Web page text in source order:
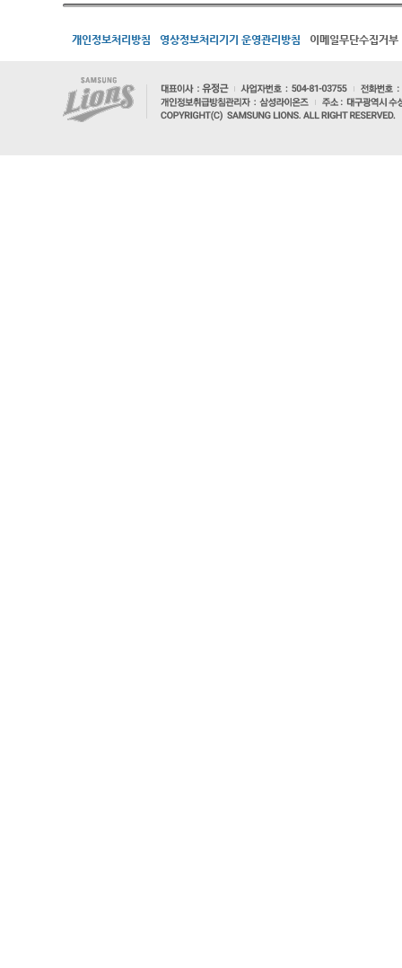
개인정보처리방침 영상정보처리기기 운영관리방침 이메일무단수집거부